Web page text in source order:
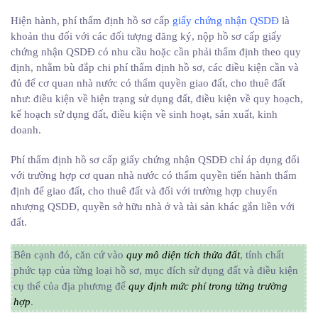
Hiện hành, phí thẩm định hồ sơ cấp giấy chứng nhận QSDĐ là
khoản thu đối với các đối tượng đăng ký, nộp hồ sơ cấp giấy
chứng nhận QSDĐ có nhu cầu hoặc cần phải thẩm định theo quy
định, nhằm bù đắp chi phí thẩm định hồ sơ, các điều kiện cần và
đủ để cơ quan nhà nước có thẩm quyền giao đất, cho thuê đất
như: điều kiện về hiện trạng sử dụng đất, điều kiện về quy hoạch,
kế hoạch sử dụng đất, điều kiện về sinh hoạt, sản xuất, kinh
doanh.
Phí thẩm định hồ sơ cấp giấy chứng nhận QSDĐ chỉ áp dụng đối
với trường hợp cơ quan nhà nước có thẩm quyền tiến hành thẩm
định để giao đất, cho thuê đất và đối với trường hợp chuyển
nhượng QSDĐ, quyền sở hữu nhà ở và tài sản khác gắn liền với
đất.
Bên cạnh đó, căn cứ vào quy mô diện tích thửa đất, tính chất
phức tạp của từng loại hồ sơ, mục đích sử dụng đất và điều kiện
cụ thể của địa phương để quy định mức phí trong từng trường
hợp.